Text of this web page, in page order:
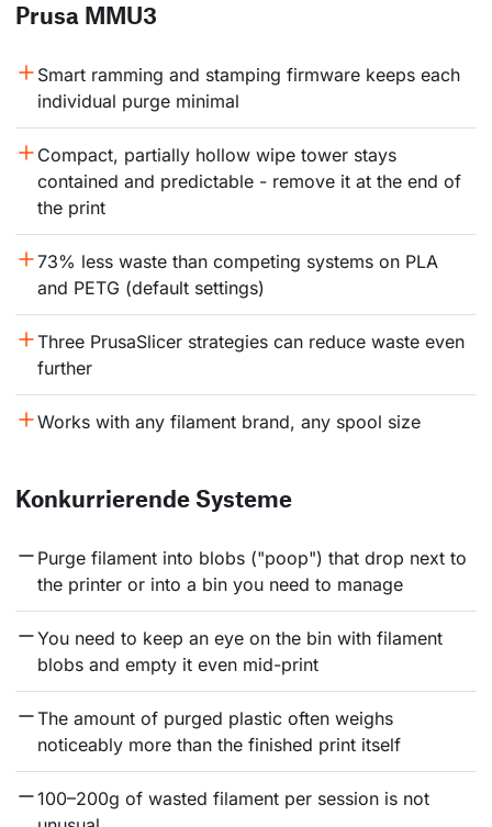
Prusa MMU3
Smart ramming and stamping firmware keeps each
individual purge minimal
Compact, partially hollow wipe tower stays
contained and predictable - remove it at the end of
the print
73% less waste than competing systems on PLA
and PETG (default settings)
Three PrusaSlicer strategies can reduce waste even
further
Works with any filament brand, any spool size
Konkurrierende Systeme
Purge filament into blobs ("poop") that drop next to
the printer or into a bin you need to manage
You need to keep an eye on the bin with filament
blobs and empty it even mid-print
The amount of purged plastic often weighs
noticeably more than the finished print itself
100–200g of wasted filament per session is not